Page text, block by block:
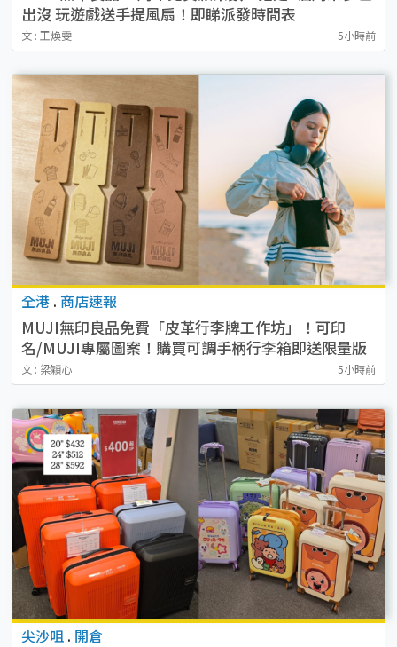
出沒 玩遊戲送手提風扇！即睇派發時間表
文 : 王煥雯 5小時前
全港 . 商店速報
MUJI無印良品免費「皮革行李牌工作坊」！可印
名/MUJI專屬圖案！購買可調手柄行李箱即送限量版
貼紙
文 : 梁穎心 5小時前
尖沙咀 . 開倉